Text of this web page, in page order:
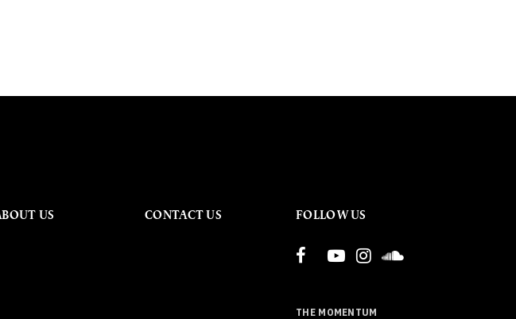
US CONTACT US FOLLOW US
THE MOMENTUM